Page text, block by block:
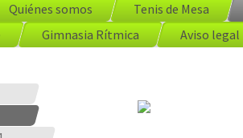
Quiénes somos Tenis de Mesa
Gimnasia Rítmica Aviso legal